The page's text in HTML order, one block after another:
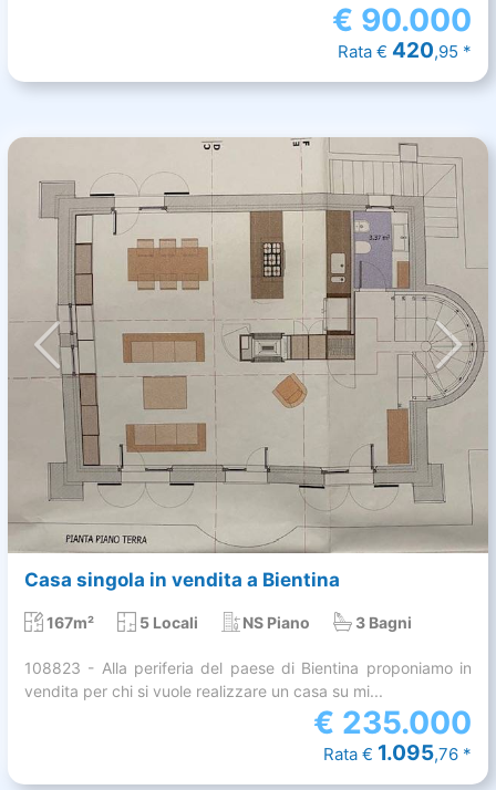
€ 90.000
Rata € 420,95 *
Casa singola in vendita a Bientina
167m² 5 Locali NS Piano 3 Bagni
108823 - Alla periferia del paese di Bientina proponiamo in
vendita per chi si vuole realizzare un casa su mi...
€ 235.000
Rata € 1.095,76 *